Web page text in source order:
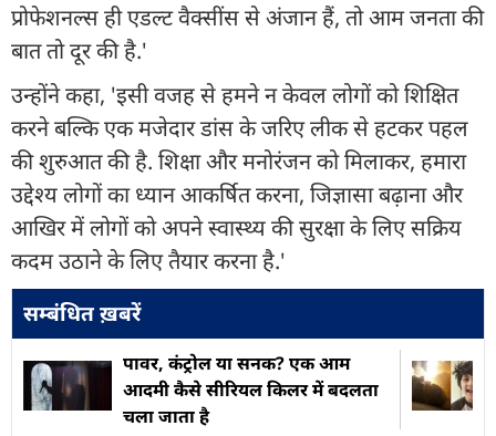
प्रोफेशनल्स ही एडल्ट वैक्सींस से अंजान हैं, तो आम जनता की
बात तो दूर की है.'
उन्होंने कहा, 'इसी वजह से हमने न केवल लोगों को शिक्षित
करने बल्कि एक मजेदार डांस के जरिए लीक से हटकर पहल
की शुरुआत की है. शिक्षा और मनोरंजन को मिलाकर, हमारा
उद्देश्य लोगों का ध्यान आकर्षित करना, जिज्ञासा बढ़ाना और
आखिर में लोगों को अपने स्वास्थ्य की सुरक्षा के लिए सक्रिय
कदम उठाने के लिए तैयार करना है.'
सम्बंधित ख़बरें
पावर, कंट्रोल या सनक? एक आम
आदमी कैसे सीरियल किलर में बदलता
चला जाता है